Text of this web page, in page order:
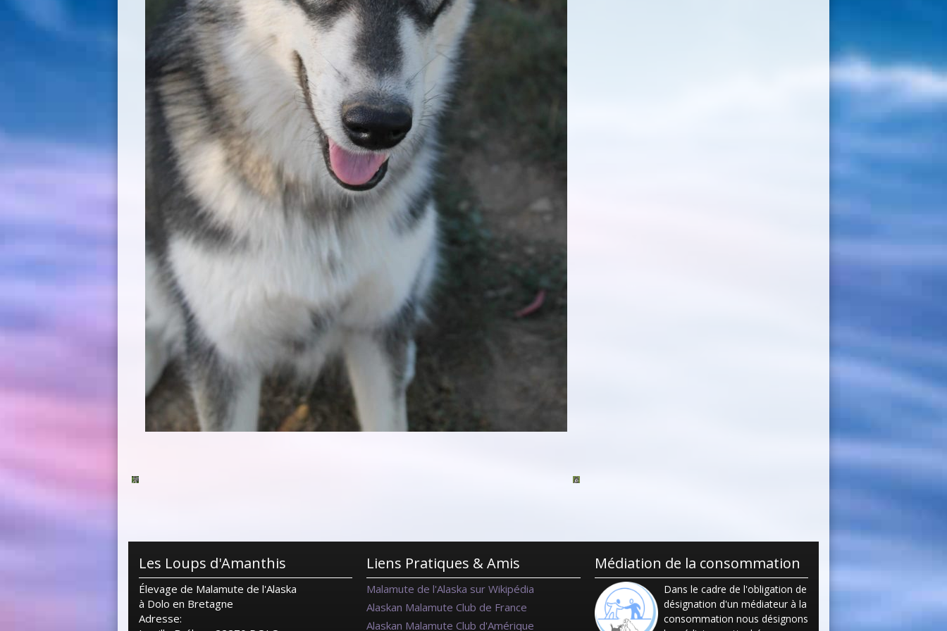
Les Loups d'Amanthis
Élevage de Malamute de l'Alaska
à Dolo en Bretagne
Adresse:
Liens Pratiques & Amis
Malamute de l'Alaska sur Wikipédia
Alaskan Malamute Club de France
Alaskan Malamute Club d'Amérique
Médiation de la consommation
Dans le cadre de l'obligation de
désignation d'un médiateur à la
consommation nous désignons